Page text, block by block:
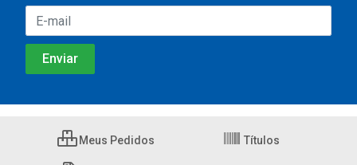
Meus Pedidos Títulos